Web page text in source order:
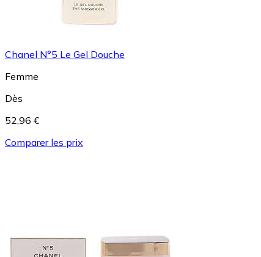
Chanel N°5 Le Gel Douche
Femme
Dès
52,96 €
Comparer les prix